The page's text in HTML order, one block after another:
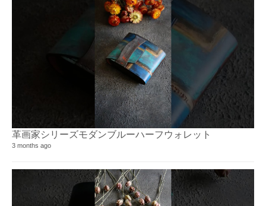
革画家シリーズモダンブルーハーフウォレット⁡
3 months ago